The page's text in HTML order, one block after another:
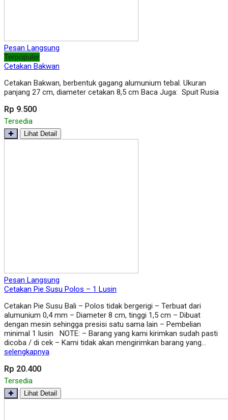
Pesan Langsung
Terpopuler
Cetakan Bakwan
Cetakan Bakwan, berbentuk gagang alumunium tebal. Ukuran
panjang 27 cm, diameter cetakan 8,5 cm Baca Juga: Spuit Rusia
Rp 9.500
Tersedia
✚ Lihat Detail
Pesan Langsung
Cetakan Pie Susu Polos – 1 Lusin
Cetakan Pie Susu Bali – Polos tidak bergerigi – Terbuat dari
alumunium 0,4 mm – Diameter 8 cm, tinggi 1,5 cm – Dibuat
dengan mesin sehingga presisi satu sama lain – Pembelian
minimal 1 lusin NOTE: – Barang yang kami kirimkan sudah pasti
dicoba / di cek – Kami tidak akan mengirimkan barang yang…
selengkapnya
Rp 20.400
Tersedia
✚ Lihat Detail